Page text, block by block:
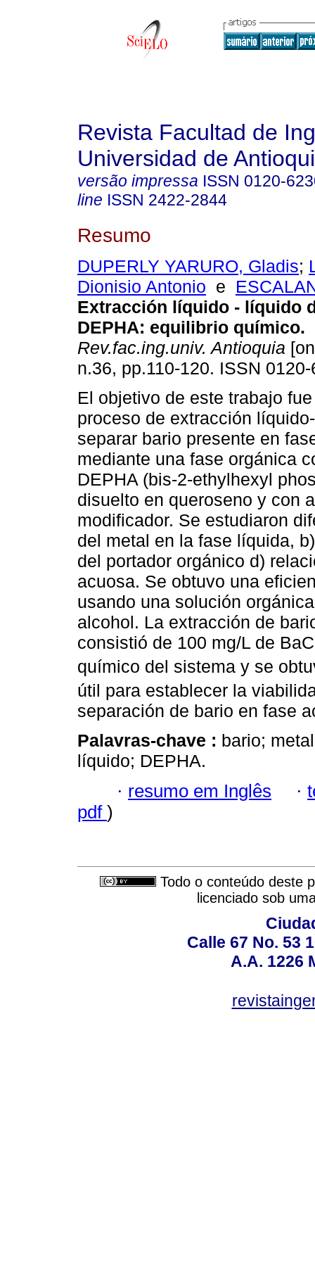
Revista Facultad de
Universidad de
versão impressa ISSN 0120-
line ISSN 2422-2844
Resumo
DUPERLY YARURO, Gladis;
Dionisio Antonio e
Extracción líquido - líquido
DEPHA: equilibrio químico.
Rev.fac.ing.univ. Antioquia
n.36, pp.110-120. ISSN
El objetivo de este trabajo
proceso de extracción
separar bario presente en
mediante una fase orgánica
DEPHA (bis-2-ethylhexyl
disuelto en queroseno y con
modificador. Se estudiaron
del metal en la fase líquida,
del portador orgánico d)
acuosa. Se obtuvo una
usando una solución
alcohol. La extracción de
consistió de 100 mg/L de
químico del sistema y se
útil para establecer la
separación de bario en fase
Palavras-chave : bario;
líquido; DEPHA.
· resumo em Inglês ·
pdf )
Todo o conteúdo deste
licenciado sob
Calle 67 No. 53
A.A. 1226